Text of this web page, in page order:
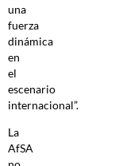
una
fuerza
dinámica
en
el
escenario
internacional”.
La
AfSA